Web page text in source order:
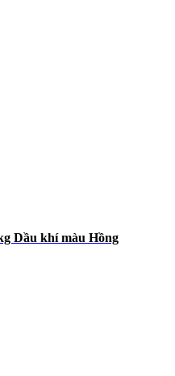
Dầu khí màu Hồng